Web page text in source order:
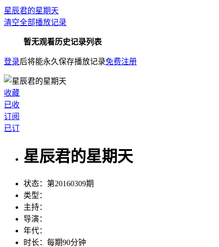
星辰君的星期天
清空全部播放记录
暂无观看历史记录列表
登录后将能永久保存播放记录免费注册
收藏
已收
订阅
已订
星辰君的星期天
状态： 第20160309期
类型：
主持：
导演：
年代：
时长： 每期90分钟